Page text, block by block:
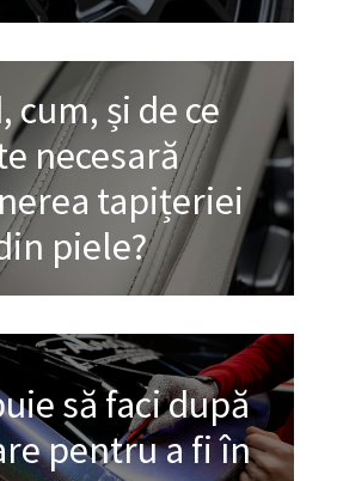
cum, și de ce
necesară
tapițeriei
piele?
să faci după
pentru a fi în